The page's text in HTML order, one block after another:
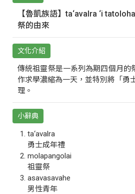
【魯凱族語】ta‘avalra ‘i
祭的由來
文化介紹
傳統祖靈祭是一系列為期四個月的
作求學濃縮為一天，並特別將「勇
理。
小辭典
ta‘avalra
勇士成年禮
molapangolai
祖靈祭
asavasavahe
男性青年